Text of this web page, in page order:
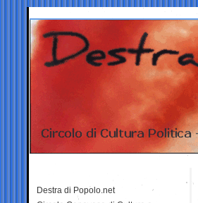
Destra di Popolo.net